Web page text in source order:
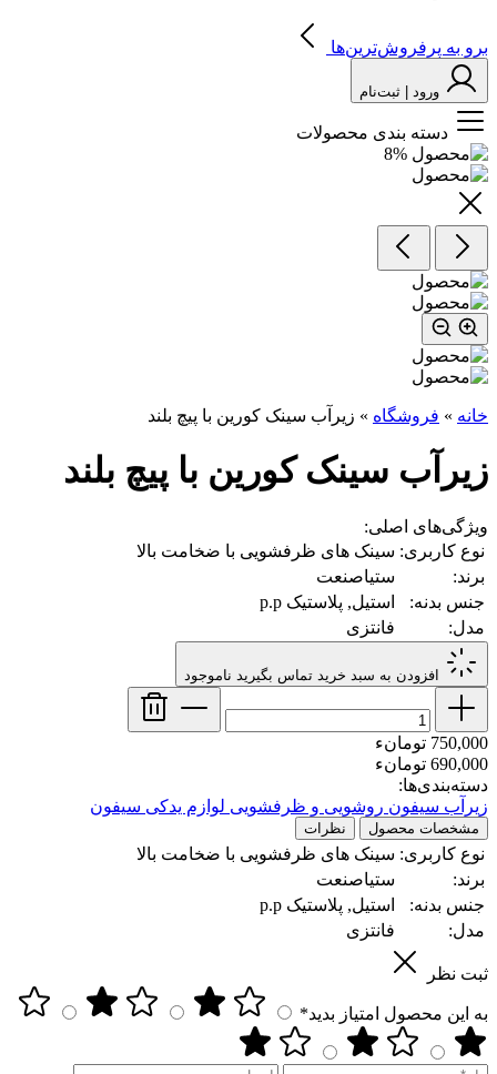
برو به پرفروش‌ترین‌ها
ورود | ثبت‌نام
دسته بندی محصولات
8%
خانه » فروشگاه » زیرآب سینک کورین با پیچ بلند
زیرآب سینک کورین با پیچ بلند
ویژگی‌های اصلی:
نوع کاربری: سینک های ظرفشویی با ضخامت بالا
برند:
ستیاصنعت
جنس بدنه:
استیل, پلاستیک p.p
مدل:
فانتزی
افزودن به سبد خرید تماس بگیرید ناموجود
750,000 تومانء
690,000 تومانء
دسته‌بندی‌ها:
زیرآب سیفون روشویی و ظرفشویی لوازم یدکی سیفون
مشخصات محصول نظرات
نوع کاربری: سینک های ظرفشویی با ضخامت بالا
برند:
ستیاصنعت
جنس بدنه:
استیل, پلاستیک p.p
مدل:
فانتزی
ثبت نظر
به این محصول امتیاز بدید*